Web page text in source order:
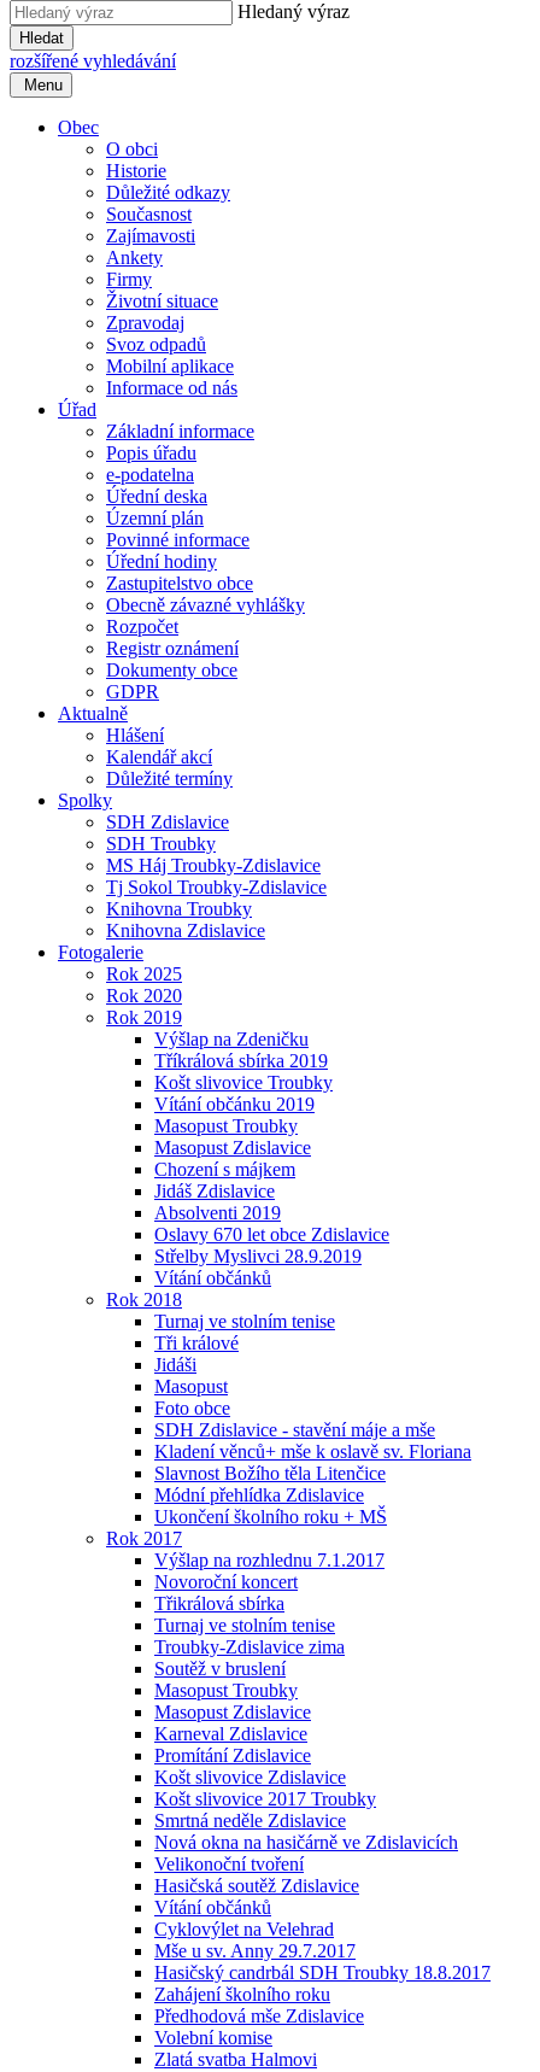
Hledaný výraz
Hledat
rozšířené vyhledávání
Menu
Obec
O obci
Historie
Důležité odkazy
Současnost
Zajímavosti
Ankety
Firmy
Životní situace
Zpravodaj
Svoz odpadů
Mobilní aplikace
Informace od nás
Úřad
Základní informace
Popis úřadu
e-podatelna
Úřední deska
Územní plán
Povinné informace
Úřední hodiny
Zastupitelstvo obce
Obecně závazné vyhlášky
Rozpočet
Registr oznámení
Dokumenty obce
GDPR
Aktualně
Hlášení
Kalendář akcí
Důležité termíny
Spolky
SDH Zdislavice
SDH Troubky
MS Háj Troubky-Zdislavice
Tj Sokol Troubky-Zdislavice
Knihovna Troubky
Knihovna Zdislavice
Fotogalerie
Rok 2025
Rok 2020
Rok 2019
Výšlap na Zdeničku
Tříkrálová sbírka 2019
Košt slivovice Troubky
Vítání občánku 2019
Masopust Troubky
Masopust Zdislavice
Chození s májkem
Jidáš Zdislavice
Absolventi 2019
Oslavy 670 let obce Zdislavice
Střelby Myslivci 28.9.2019
Vítání občánků
Rok 2018
Turnaj ve stolním tenise
Tři králové
Jidáši
Masopust
Foto obce
SDH Zdislavice - stavění máje a mše
Kladení věnců+ mše k oslavě sv. Floriana
Slavnost Božího těla Litenčice
Módní přehlídka Zdislavice
Ukončení školního roku + MŠ
Rok 2017
Výšlap na rozhlednu 7.1.2017
Novoroční koncert
Třikrálová sbírka
Turnaj ve stolním tenise
Troubky-Zdislavice zima
Soutěž v bruslení
Masopust Troubky
Masopust Zdislavice
Karneval Zdislavice
Promítání Zdislavice
Košt slivovice Zdislavice
Košt slivovice 2017 Troubky
Smrtná neděle Zdislavice
Nová okna na hasičárně ve Zdislavicích
Velikonoční tvoření
Hasičská soutěž Zdislavice
Vítání občánků
Cyklovýlet na Velehrad
Mše u sv. Anny 29.7.2017
Hasičský candrbál SDH Troubky 18.8.2017
Zahájení školního roku
Předhodová mše Zdislavice
Volební komise
Zlatá svatba Halmovi